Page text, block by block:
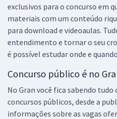
exclusivos para o concurso em
materiais com um conteúdo
para download e videoaulas.
entendimento e tornar o seu
é possível estudar onde e
Concurso público é no
No Gran você fica sabendo tudo
concursos públicos, desde a
informações sobre as vagas